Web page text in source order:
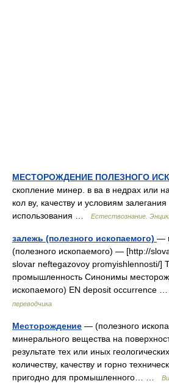
МЕСТОРОЖДЕНИЕ ПОЛЕЗНОГО
скопление минер. в ва в недрах или
кол ву, качеству и условиям
использования …
Естествознание.
залежь (полезного ископаемого) —
(полезного ископаемого) — [http://
slovar neftegazovoy promyishlennosti/]
промышленность Синонимы
ископаемого) EN deposit occurrence
переводчика
Месторождение — (полезного
минерального вещества на
результате тех или иных
количеству, качеству и горно
пригодно для промышленного… …